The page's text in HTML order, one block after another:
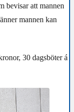
bevisar att mannen
mannen kan
30 dagsböter á